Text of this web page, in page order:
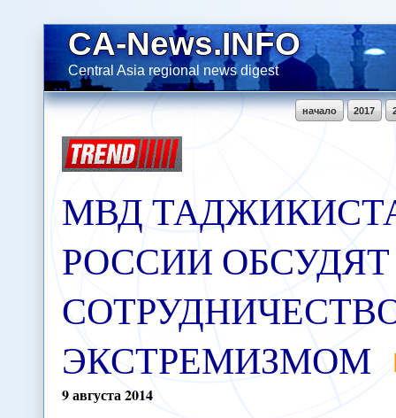
CA-News.INFO
Central Asia regional news digest
2017
начало
МВД
РОССИИ ОБСУДЯТ
ЭКСТРЕМИЗМОМ
9августа2014